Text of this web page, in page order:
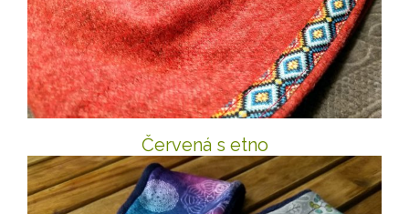
Červená s etno